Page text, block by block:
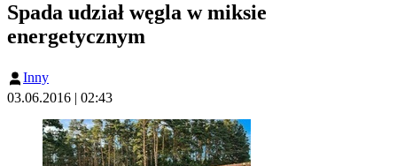
Spada udział węgla w miksie
energetycznym
Inny
03.06.2016 | 02:43